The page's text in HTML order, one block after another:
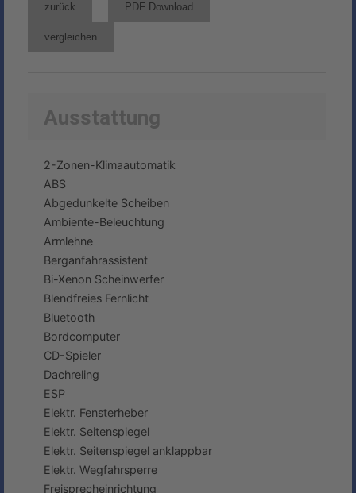
zurück PDF Download
vergleichen
Ausstattung
2-Zonen-Klimaautomatik
ABS
Abgedunkelte Scheiben
Ambiente-Beleuchtung
Armlehne
Berganfahrassistent
Bi-Xenon Scheinwerfer
Blendfreies Fernlicht
Bluetooth
Bordcomputer
CD-Spieler
Dachreling
ESP
Elektr. Fensterheber
Elektr. Seitenspiegel
Elektr. Seitenspiegel anklappbar
Elektr. Wegfahrsperre
Freisprecheinrichtung